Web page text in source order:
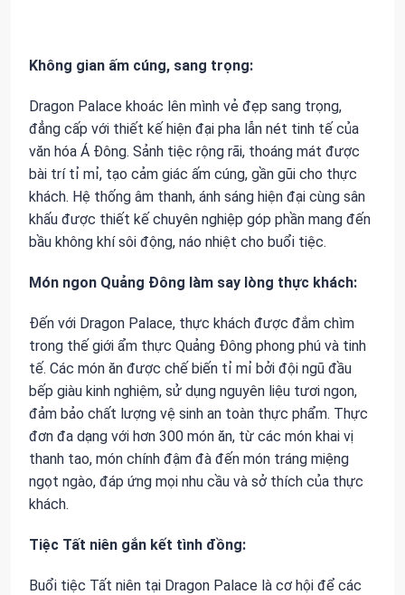
Không gian ấm cúng, sang trọng:
Dragon Palace khoác lên mình vẻ đẹp sang trọng,
đẳng cấp với thiết kế hiện đại pha lẫn nét tinh tế của
văn hóa Á Đông. Sảnh tiệc rộng rãi, thoáng mát được
bài trí tỉ mỉ, tạo cảm giác ấm cúng, gần gũi cho thực
khách. Hệ thống âm thanh, ánh sáng hiện đại cùng sân
khấu được thiết kế chuyên nghiệp góp phần mang đến
bầu không khí sôi động, náo nhiệt cho buổi tiệc.
Món ngon Quảng Đông làm say lòng thực khách:
Đến với Dragon Palace, thực khách được đắm chìm
trong thế giới ẩm thực Quảng Đông phong phú và tinh
tế. Các món ăn được chế biến tỉ mỉ bởi đội ngũ đầu
bếp giàu kinh nghiệm, sử dụng nguyên liệu tươi ngon,
đảm bảo chất lượng vệ sinh an toàn thực phẩm. Thực
đơn đa dạng với hơn 300 món ăn, từ các món khai vị
thanh tao, món chính đậm đà đến món tráng miệng
ngọt ngào, đáp ứng mọi nhu cầu và sở thích của thực
khách.
Tiệc Tất niên gắn kết tình đồng:
Buổi tiệc Tất niên tại Dragon Palace là cơ hội để các